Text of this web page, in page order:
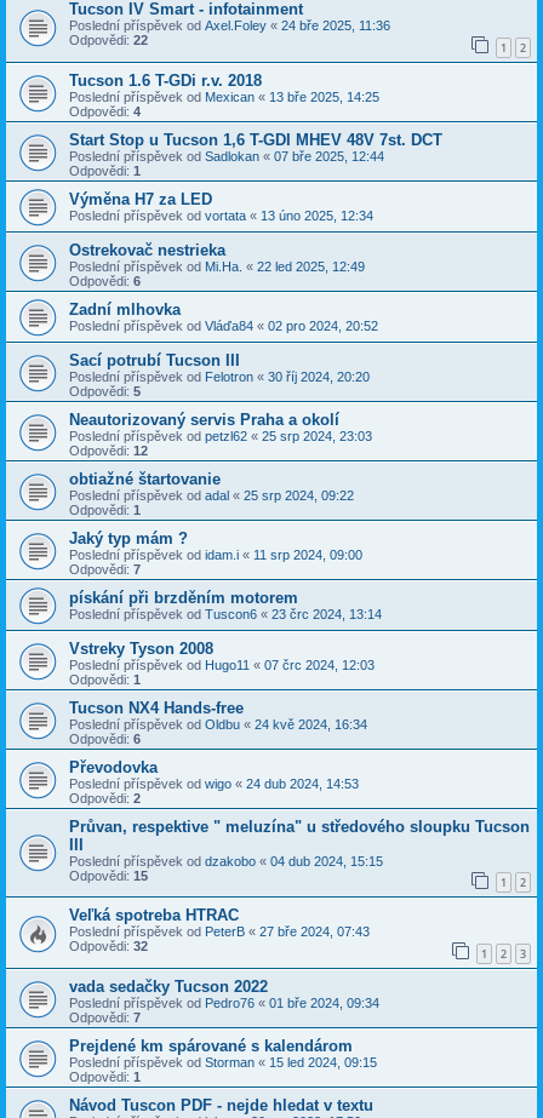
Tucson IV Smart - infotainment
Poslední příspěvek od Axel.Foley « 24 bře 2025, 11:36
Odpovědi: 22 1 2
Tucson 1.6 T-GDi r.v. 2018
Poslední příspěvek od Mexican « 13 bře 2025, 14:25
Odpovědi: 4
Start Stop u Tucson 1,6 T-GDI MHEV 48V 7st. DCT
Poslední příspěvek od Sadlokan « 07 bře 2025, 12:44
Odpovědi: 1
Výměna H7 za LED
Poslední příspěvek od vortata « 13 úno 2025, 12:34
Ostrekovač nestrieka
Poslední příspěvek od Mi.Ha. « 22 led 2025, 12:49
Odpovědi: 6
Zadní mlhovka
Poslední příspěvek od Vláďa84 « 02 pro 2024, 20:52
Sací potrubí Tucson III
Poslední příspěvek od Felotron « 30 říj 2024, 20:20
Odpovědi: 5
Neautorizovaný servis Praha a okolí
Poslední příspěvek od petzl62 « 25 srp 2024, 23:03
Odpovědi: 12
obtiažné štartovanie
Poslední příspěvek od adal « 25 srp 2024, 09:22
Odpovědi: 1
Jaký typ mám ?
Poslední příspěvek od idam.i « 11 srp 2024, 09:00
Odpovědi: 7
pískání při brzděním motorem
Poslední příspěvek od Tuscon6 « 23 črc 2024, 13:14
Vstreky Tyson 2008
Poslední příspěvek od Hugo11 « 07 črc 2024, 12:03
Odpovědi: 1
Tucson NX4 Hands-free
Poslední příspěvek od Oldbu « 24 kvě 2024, 16:34
Odpovědi: 6
Převodovka
Poslední příspěvek od wigo « 24 dub 2024, 14:53
Odpovědi: 2
Průvan, respektive " meluzína" u středového sloupku Tucson
III
Poslední příspěvek od dzakobo « 04 dub 2024, 15:15
Odpovědi: 15 1 2
Veľká spotreba HTRAC
Poslední příspěvek od PeterB « 27 bře 2024, 07:43
Odpovědi: 32 1 2 3
vada sedačky Tucson 2022
Poslední příspěvek od Pedro76 « 01 bře 2024, 09:34
Odpovědi: 7
Prejdené km spárované s kalendárom
Poslední příspěvek od Storman « 15 led 2024, 09:15
Odpovědi: 1
Návod Tuscon PDF - nejde hledat v textu